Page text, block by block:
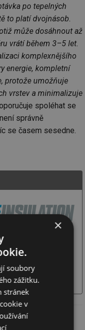
po tepelných
to platí dvojnásob.
může dosáhnout až
vrátí během 3–5 let.
komplexnějšího
energie, kompletní
protože umožňuje
vrstev a minimalizuje
spoléhat se
správně
se časem sesedne.
řešení ve
zkušeností a patří ...
stránky
×
soubory
zážitku.
stránek
v